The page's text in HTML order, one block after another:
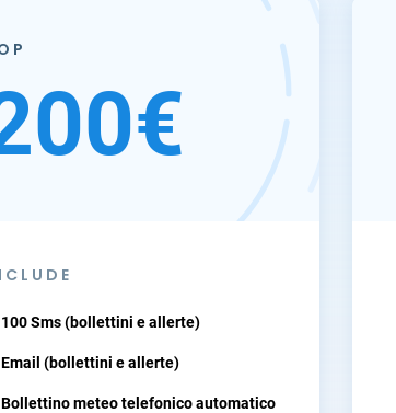
100 Sms (bollettini e allerte)
Email (bollettini e allerte)
Bollettino meteo telefonico automatico